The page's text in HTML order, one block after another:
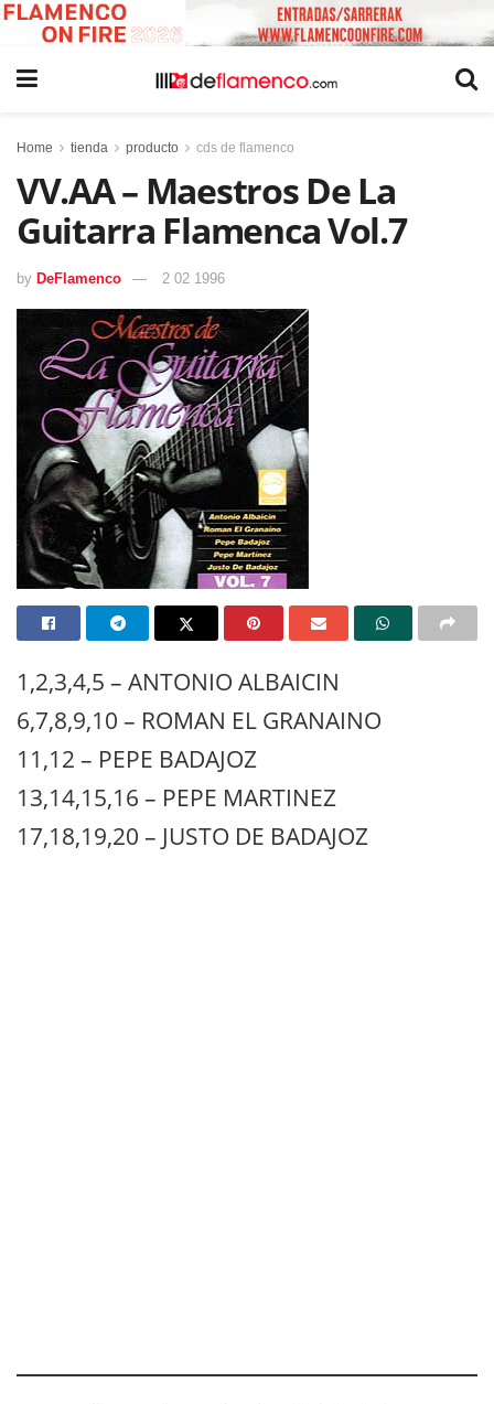
Home tienda producto cds de flamenco
VV.AA – Maestros De La
Guitarra Flamenca Vol.7
by DeFlamenco 2 02 1996
1,2,3,4,5 – ANTONIO ALBAICIN
6,7,8,9,10 – ROMAN EL GRANAINO
11,12 – PEPE BADAJOZ
13,14,15,16 – PEPE MARTINEZ
17,18,19,20 – JUSTO DE BADAJOZ